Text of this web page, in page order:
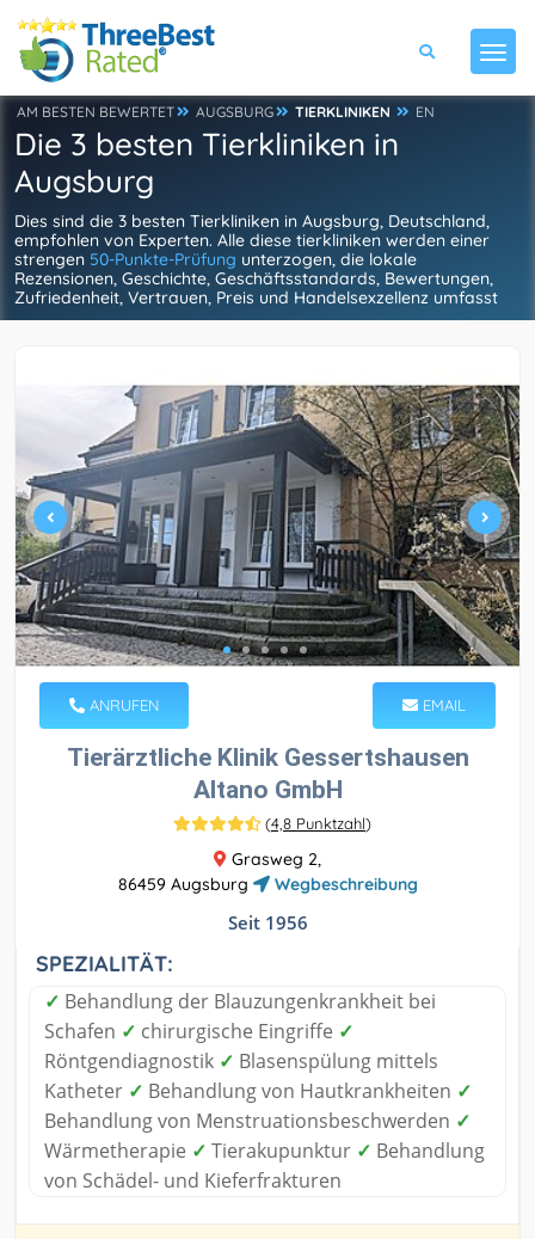
AM BESTEN BEWERTET AUGSBURG TIERKLINIKEN EN
Die 3 besten Tierkliniken in
Augsburg
Dies sind die 3 besten Tierkliniken in Augsburg, Deutschland,
empfohlen von Experten. Alle diese tierkliniken werden einer
strengen 50-Punkte-Prüfung unterzogen, die lokale
Rezensionen, Geschichte, Geschäftsstandards, Bewertungen,
Zufriedenheit, Vertrauen, Preis und Handelsexzellenz umfasst
ANRUFEN EMAIL
Tierärztliche Klinik Gessertshausen
Altano GmbH
(4,8 Punktzahl)
Grasweg 2,
86459 Augsburg
Wegbeschreibung
Seit 1956
SPEZIALITÄT:
✓ Behandlung der Blauzungenkrankheit bei
Schafen ✓ chirurgische Eingriffe ✓
Röntgendiagnostik ✓ Blasenspülung mittels
Katheter ✓ Behandlung von Hautkrankheiten ✓
Behandlung von Menstruationsbeschwerden ✓
Wärmetherapie ✓ Tierakupunktur ✓ Behandlung
von Schädel- und Kieferfrakturen